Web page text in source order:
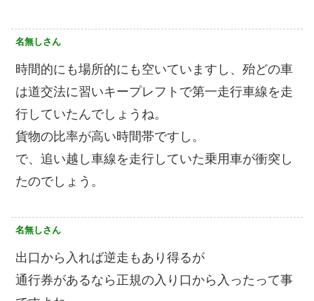
名無しさん
時間的にも場所的にも空いていますし、殆どの車
は道交法に習いキープレフトで第一走行車線を走
行していたんでしょうね。
貨物の比率が高い時間帯ですし。
で、追い越し車線を走行していた乗用車が衝突し
たのでしょう。
名無しさん
出口から入れば逆走もあり得るが
通行券があるなら正規の入り口から入ったって事